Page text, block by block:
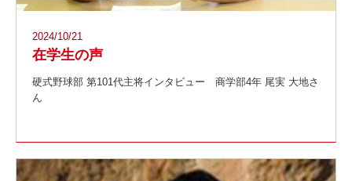
2024/10/21
在学生の声
硬式野球部 第101代主将インタビュー 商学部4年 尾実 大地さ
ん